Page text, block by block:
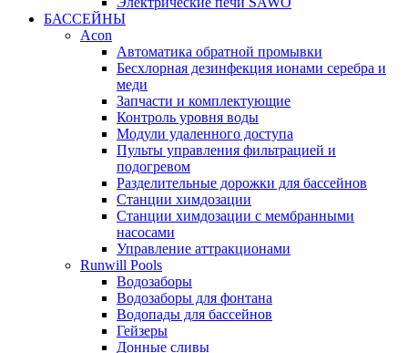
БАССЕЙНЫ
Acon
Автоматика обратной промывки
Беcхлорная дезинфекция ионами серебра и
меди
Запчасти и комплектующие
Контроль уровня воды
Модули удаленного доступа
Пульты управления фильтрацией и
подогревом
Разделительные дорожки для бассейнов
Станции химдозации
Станции химдозации с мембранными
насосами
Управление аттракционами
Runwill Pools
Водозаборы
Водозаборы для фонтана
Водопады для бассейнов
Гейзеры
Донные сливы